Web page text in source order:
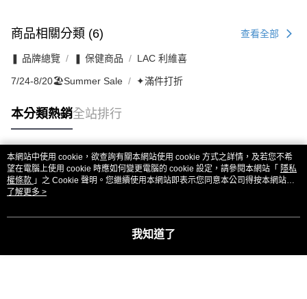
商品相關分類 (6) 查看全部
❚ 品牌總覽 ❚ 保健商品 LAC 利維喜
7/24-8/20🏖️Summer Sale ✦滿件打折
本分類熱銷全站排行
熱門標籤
本網站中使用 cookie，欲查詢有關本網站使用 cookie 方式之詳情，及若您不希
望在電腦上使用 cookie 時應如何變更電腦的 cookie 設定，請參閱本網站「 隱私
權條款 」之 Cookie 聲明。您繼續使用本網站即表示您同意本公司得按本網站使
用條款之 Cookie 聲明使用 cookie。
了解更多 >
我知道了